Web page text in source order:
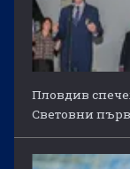
Пловдив
Световни